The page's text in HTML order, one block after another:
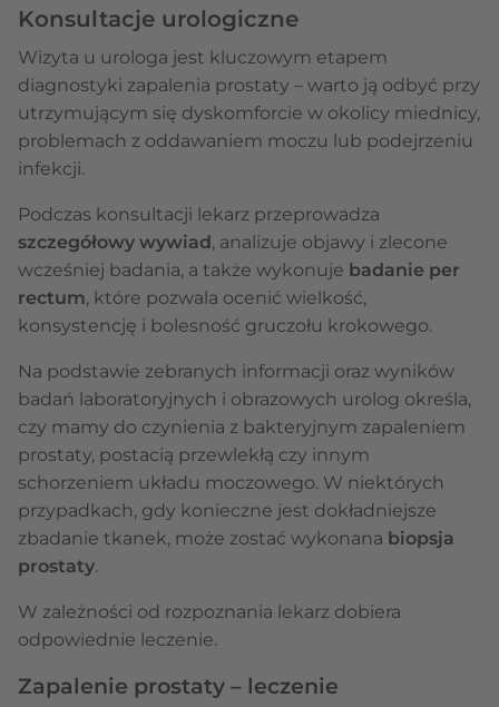
Konsultacje urologiczne
Wizyta u urologa jest kluczowym etapem
diagnostyki zapalenia prostaty – warto ją odbyć przy
utrzymującym się dyskomforcie w okolicy miednicy,
problemach z oddawaniem moczu lub podejrzeniu
infekcji.
Podczas konsultacji lekarz przeprowadza
szczegółowy wywiad, analizuje objawy i zlecone
wcześniej badania, a także wykonuje badanie per
rectum, które pozwala ocenić wielkość,
konsystencję i bolesność gruczołu krokowego.
Na podstawie zebranych informacji oraz wyników
badań laboratoryjnych i obrazowych urolog określa,
czy mamy do czynienia z bakteryjnym zapaleniem
prostaty, postacią przewlekłą czy innym
schorzeniem układu moczowego. W niektórych
przypadkach, gdy konieczne jest dokładniejsze
zbadanie tkanek, może zostać wykonana biopsja
prostaty.
W zależności od rozpoznania lekarz dobiera
odpowiednie leczenie.
Zapalenie prostaty – leczenie